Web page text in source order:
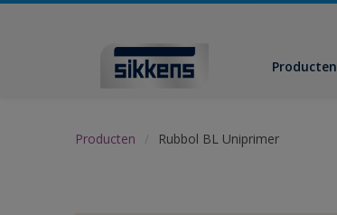
Producten
Producten Rubbol BL Uniprimer